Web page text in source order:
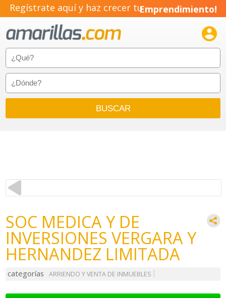
Regístrate aquí y haz crecer tuEmprendimiento!

SOC MEDICA Y DE
INVERSIONES VERGARA Y
HERNANDEZ LIMITADA
categorías ARRIENDO Y VENTA DE INMUEBLES